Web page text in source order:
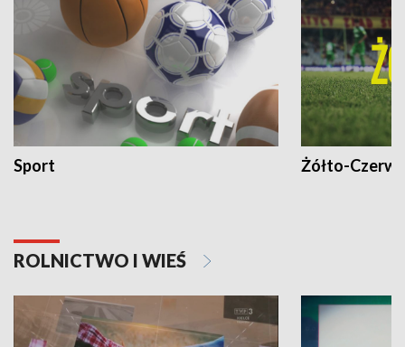
Sport Żółto-
ROLNICTWO I WIEŚ